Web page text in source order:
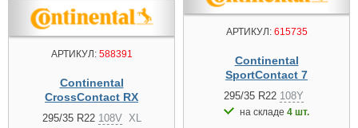
АРТИКУЛ:588391
Continental
CrossContact RX
295/35 R22 108V XL
АРТИКУЛ:615735
Continental
SportContact 7
295/35 R22 108Y
на складе 4 шт.